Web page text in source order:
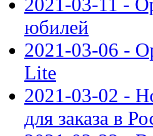
юбилей
2021-03-06 -
Lite
2021-03-02 -
для заказа в